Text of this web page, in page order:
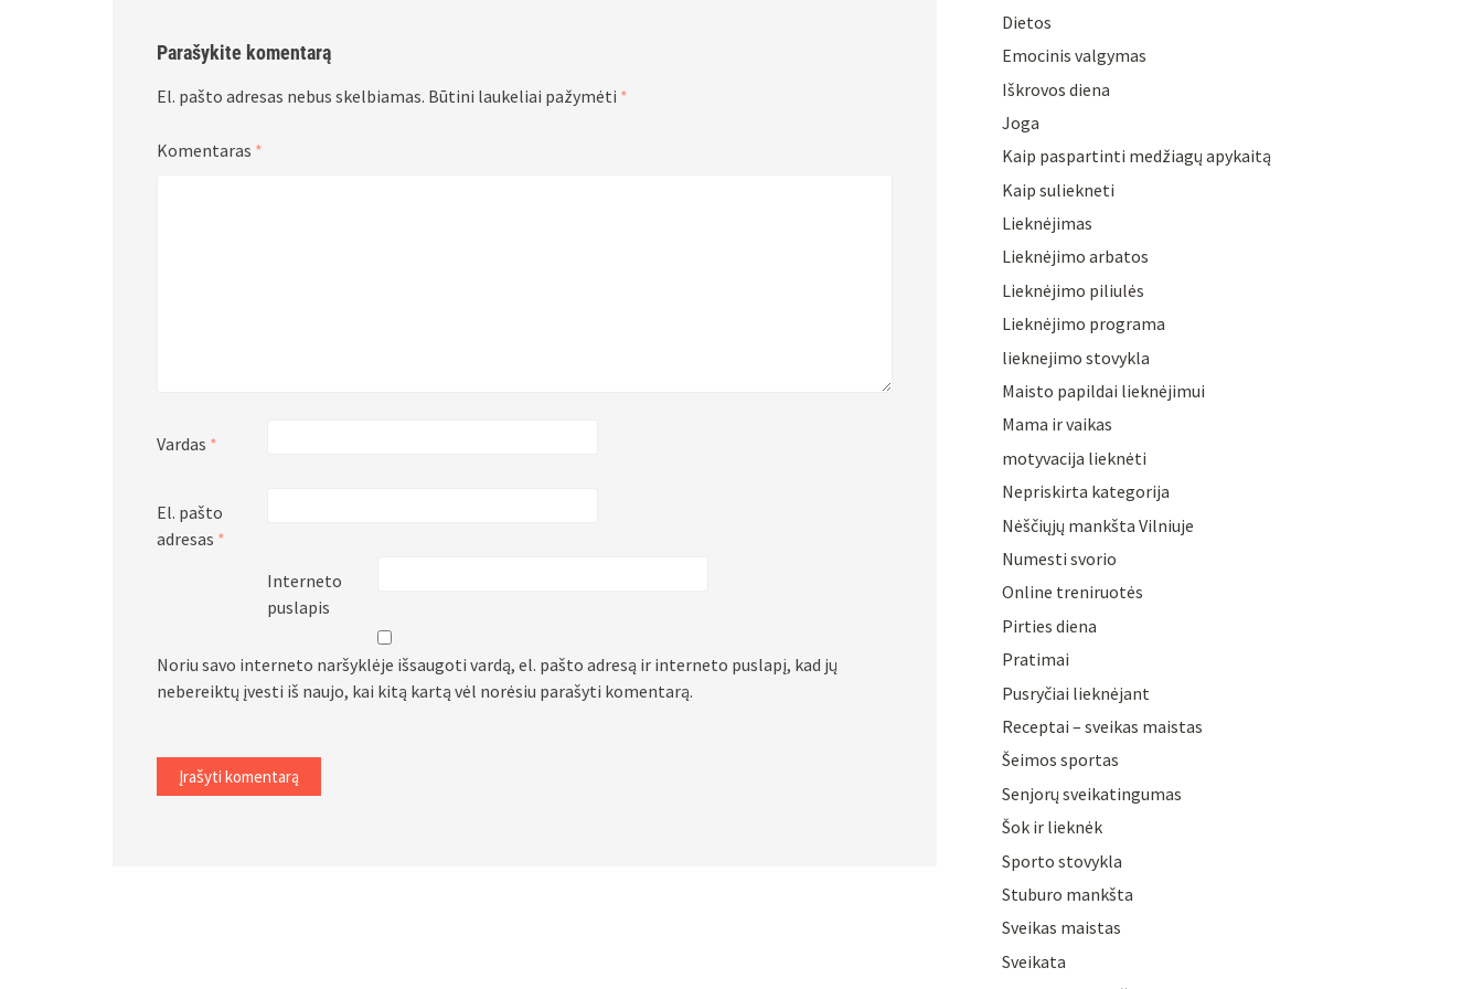
Parašykite komentarą
El. pašto adresas nebus skelbiamas. Būtini laukeliai pažymėti *
Komentaras *
Vardas *
El. pašto
adresas *
Interneto
puslapis
Noriu savo interneto naršyklėje išsaugoti vardą, el. pašto adresą ir interneto puslapį, kad jų
nebereiktų įvesti iš naujo, kai kitą kartą vėl norėsiu parašyti komentarą.
Dietos
Emocinis valgymas
Iškrovos diena
Joga
Kaip paspartinti medžiagų apykaitą
Kaip suliekneti
Lieknėjimas
Lieknėjimo arbatos
Lieknėjimo piliulės
Lieknėjimo programa
lieknejimo stovykla
Maisto papildai lieknėjimui
Mama ir vaikas
motyvacija lieknėti
Nepriskirta kategorija
Nėščiųjų mankšta Vilniuje
Numesti svorio
Online treniruotės
Pirties diena
Pratimai
Pusryčiai lieknėjant
Receptai – sveikas maistas
Šeimos sportas
Senjorų sveikatingumas
Šok ir lieknėk
Sporto stovykla
Stuburo mankšta
Sveikas maistas
Sveikata